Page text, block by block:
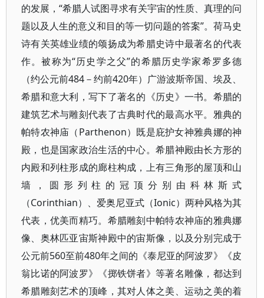
的发展，“希腊人试图寻求有关宇宙的性质、真理的问
题以及人生的意义和目的等一切问题的答案”。荷马史
诗有关英雄业绩的颂扬成为希腊史诗中最著名的代表
作。被称为“历史学之父”的希腊历史学家希罗多德
（约公元前484－约前420年）广游波斯帝国、埃及、
希腊和意大利，写下了著名的《历史》一书。希腊的
建筑艺术与雕刻代表了古典时代的最高水平。雅典的
帕特农神庙（Parthenon）既是庇护女神雅典娜的神
殿，也是国家政治生活的中心。希腊神殿由长方形的
内殿和列柱形成的廊柱构成，上有三角形的屋顶和山
墙，圆形列柱的冠顶分别由科林斯式
（Corinthian）、爱奥尼亚式（Ionic）两种风格为其
代表，优美而精巧。希腊雕刻中帕特农神庙的雅典娜
像、奥林匹亚宙斯神殿中的宙斯像，以及分别完成于
公元前560至前480年之间的《泰尼亚的阿波罗》《皮
翁比诺的阿波罗》《掷铁饼者》等著名雕像，都达到
希腊雕刻艺术的顶峰，其对人体之美、运动之美的着